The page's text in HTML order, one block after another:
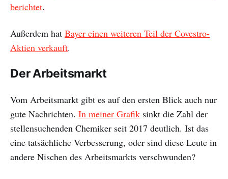
berichtet.
Außerdem hat Bayer einen weiteren Teil der Covestro-
Aktien verkauft.
Der Arbeitsmarkt
Vom Arbeitsmarkt gibt es auf den ersten Blick auch nur
gute Nachrichten. In meiner Grafik sinkt die Zahl der
stellensuchenden Chemiker seit 2017 deutlich. Ist das
eine tatsächliche Verbesserung, oder sind diese Leute in
andere Nischen des Arbeitsmarkts verschwunden?